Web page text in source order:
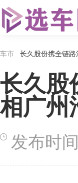
车市 长久股份携全链
长久股
相广州
发布时